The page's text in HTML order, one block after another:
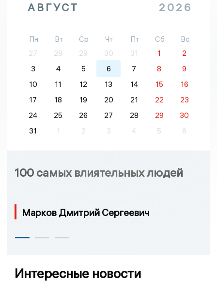
АВГУСТ 2026
Пн Вт Ср Чт Пт Сб
Вс
27
28 29 30 31 1
2
3
4 5 6 7 8
9
10
11 12 13 14 15
16
17
18 19 20 21 22
23
24
25 26 27 28 29
30
31
1 2 3 4 5 6
100 самых влиятельных людей
Марков Дмитрий Сергеевич
Интересные новости